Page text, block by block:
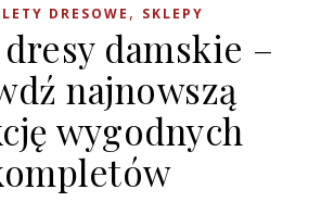
DRESOWE , SKLEPY
damskie –
najnowszą
wygodnych